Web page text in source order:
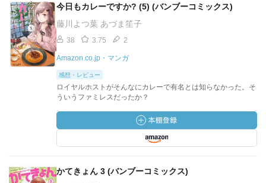
今日もカレーですか? (5) (バンブーコミックス)
藤川よつ葉 あづま笙子
38 3.75 2
Amazon.co.jp・マンガ
感想・レビュー
ロイヤルホストがそんなにカレーで有名とは知らなかった。そ
ういうファミレスだったか？
かてきょん 3 (バンブーコミックス)